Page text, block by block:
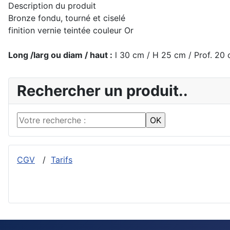
Rechercher un produit..
CGV / Tarifs
Description du produit
Bronze fondu, tourné et ciselé
finition vernie teintée couleur Or
Long /larg ou diam / haut : l 30 cm / H 25 cm / Prof. 20